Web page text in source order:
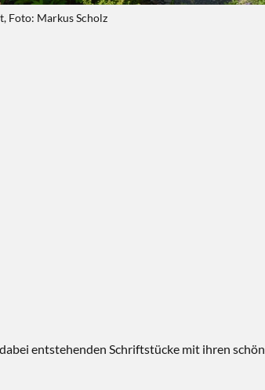
Foto: Markus Scholz
entstehenden Schriftstücke mit ihren schön